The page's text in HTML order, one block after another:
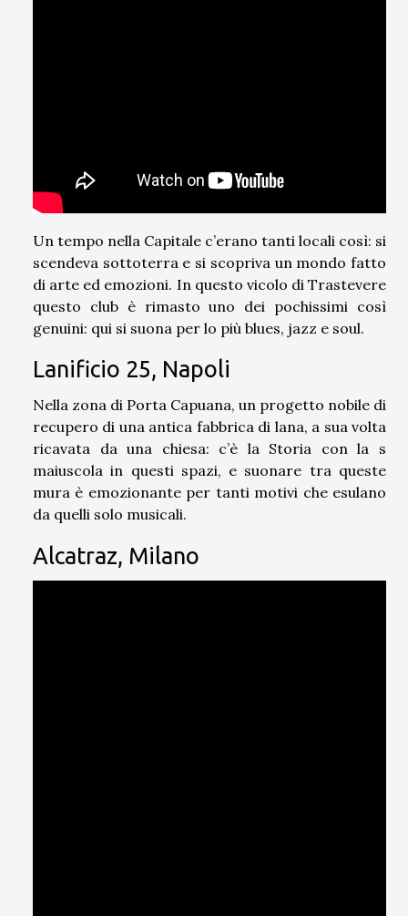
Un tempo nella Capitale c’erano tanti locali così: si
scendeva sottoterra e si scopriva un mondo fatto
di arte ed emozioni. In questo vicolo di Trastevere
questo club è rimasto uno dei pochissimi così
genuini: qui si suona per lo più blues, jazz e soul.
Lanificio 25, Napoli
Nella zona di Porta Capuana, un progetto nobile di
recupero di una antica fabbrica di lana, a sua volta
ricavata da una chiesa: c’è la Storia con la s
maiuscola in questi spazi, e suonare tra queste
mura è emozionante per tanti motivi che esulano
da quelli solo musicali.
Alcatraz, Milano